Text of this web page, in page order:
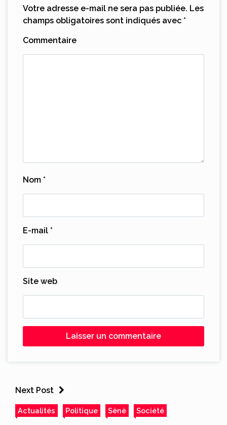
Votre adresse e-mail ne sera pas publiée. Les
champs obligatoires sont indiqués avec *
Commentaire
Nom *
E-mail *
Site web
Next Post
Actualités Politique Sènè Société